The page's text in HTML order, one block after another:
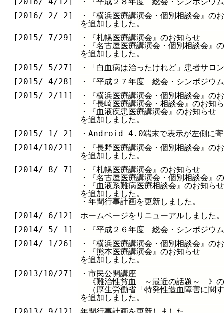
[2016/ 2/ 2]
・『横浜医療講演会・個別相談会』の
を追加しました。
[2015/ 7/29]
・『札幌医療講演会』のお知らせ
・『名古屋医療講演会・個別相談会』
を追加しました。
[2015/ 5/27]
・「白血病は治ったけれど」患者サロ
[2015/ 4/28]
・『平成２７年度 総会・シンポジウ
[2015/ 2/11]
・『横浜医療講演会・個別相談会』の
・『長崎医療講演会・相談会』のお知
・『血液疾患医療講演会』のお知らせ
を追加しました。
[2015/ 1/ 2]
・Android 4.0端末で表示が左側に寄
[2014/10/21]
・『長野医療講演会・個別相談会』の
を追加しました。
[2014/ 8/ 7]
・『札幌医療講演会』のお知らせ
・『名古屋医療講演会・個別相談会』
・『血液系難病医療相談会』のお知らせ
を追加しました。
・年間行事計画を更新しました。
[2014/ 6/12]
ホームページをリニューアルしました。
[2014/ 5/ 1]
・『平成２６年度 総会・シンポジウ
[2014/ 1/26]
・『横浜医療講演会・個別相談会』の
・『熊本医療講演会』のお知らせ
を追加しました。
[2013/10/27]
・市民公開講座
《難治性貧血 ～最近の話題～ 》の
（厚生労働省「特発性造血障害に関
を追加しました。